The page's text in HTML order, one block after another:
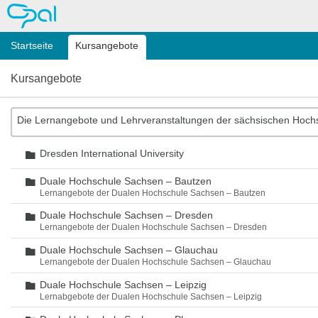
OPAL
Startseite Kursangebote
Kursangebote
Die Lernangebote und Lehrveranstaltungen der sächsischen
Ordner
Dresden International University
Ordner
Duale Hochschule Sachsen – Bautzen
Lernangebote der Dualen Hochschule Sachsen – Bautzen
Ordner
Duale Hochschule Sachsen – Dresden
Lernangebote der Dualen Hochschule Sachsen – Dresden
Ordner
Duale Hochschule Sachsen – Glauchau
Lernangebote der Dualen Hochschule Sachsen – Glauchau
Ordner
Duale Hochschule Sachsen – Leipzig
Lernabgebote der Dualen Hochschule Sachsen – Leipzig